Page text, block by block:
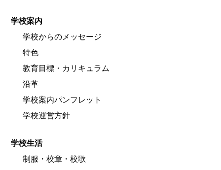
学校案内
学校からのメッセージ
特色
教育目標・カリキュラム
沿革
学校案内パンフレット
学校運営方針
学校生活
制服・校章・校歌